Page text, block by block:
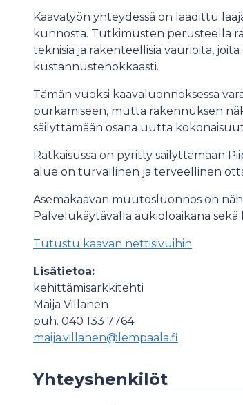
Kaavatyön yhteydessä on laadittu
kunnosta. Tutkimusten perusteella
teknisiä ja rakenteellisia vaurioita,
kustannustehokkaasti.
Tämän vuoksi kaavaluonnoksessa
purkamiseen, mutta rakennuksen
säilyttämään osana uutta
Ratkaisussa on pyritty säilyttämään
alue on turvallinen ja terveellinen
Asemakaavan muutosluonnos on
Palvelukäytävällä aukioloaikana
Tutustu kaavan nettisivuihin
Lisätietoa:
kehittämisarkkitehti
Maija Villanen
puh. 040 133 7764
maija.villanen@lempaala.fi
Yhteyshenkilöt